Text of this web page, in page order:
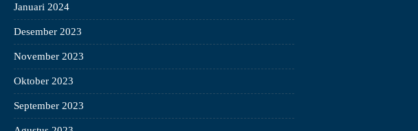
Januari 2024
Desember 2023
November 2023
Oktober 2023
September 2023